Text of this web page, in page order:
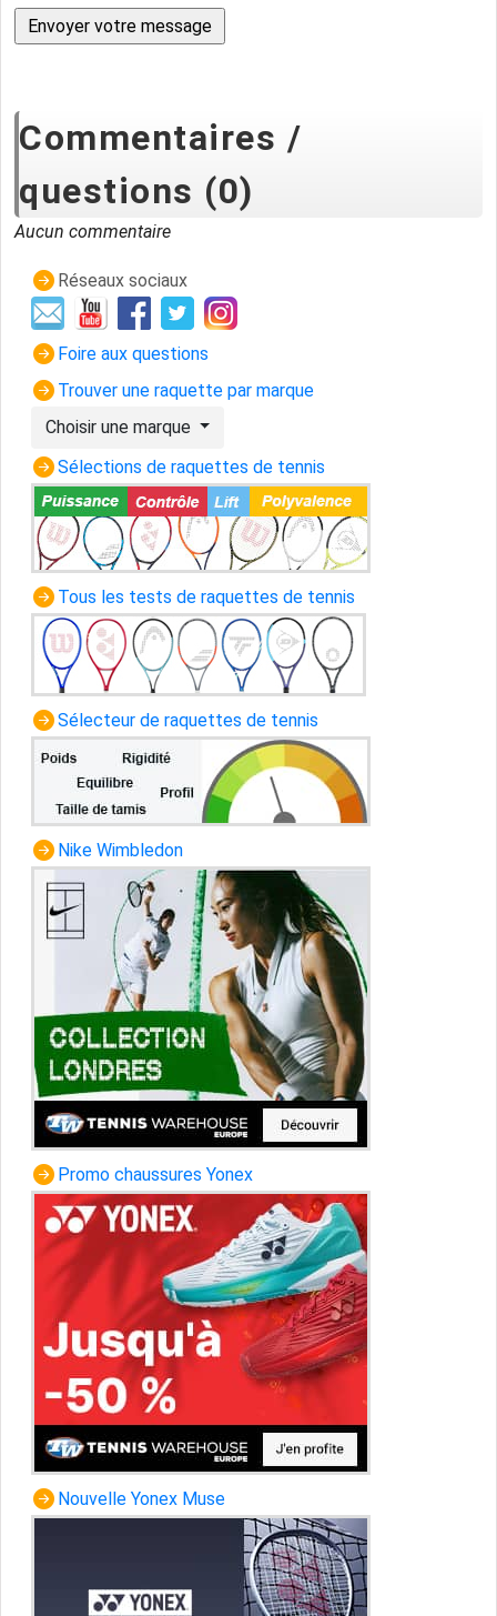
Commentaires /
questions (0)
Aucun commentaire
Réseaux sociaux
Foire aux questions
Trouver une raquette par marque
Choisir une marque
Sélections de raquettes de tennis
Tous les tests de raquettes de tennis
Sélecteur de raquettes de tennis
Nike Wimbledon
Promo chaussures Yonex
Nouvelle Yonex Muse